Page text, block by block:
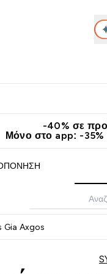
-40% σε
Μόνο στο app: -35%
Axgos